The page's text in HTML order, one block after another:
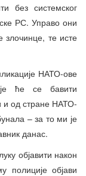
без системског
РС. Управо они
злочинце, те исте
НАТО-ове
ће се бавити
и од стране НАТО-
– за то ми је
данас.
објавити након
полиције објави